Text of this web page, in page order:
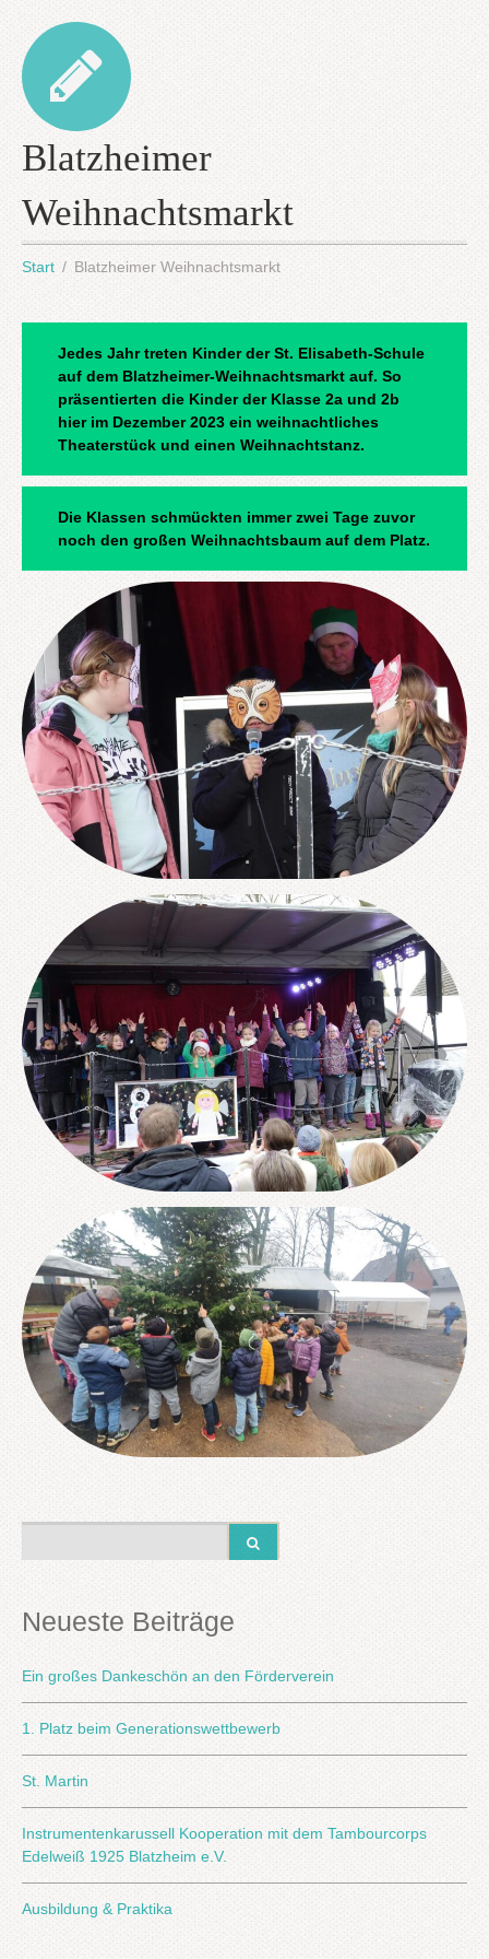
Blatzheimer
Weihnachtsmarkt
Start Blatzheimer Weihnachtsmarkt
Jedes Jahr treten Kinder der St. Elisabeth-Schule
auf dem Blatzheimer-Weihnachtsmarkt auf. So
präsentierten die Kinder der Klasse 2a und 2b
hier im Dezember 2023 ein weihnachtliches
Theaterstück und einen Weihnachtstanz.
Die Klassen schmückten immer zwei Tage zuvor
noch den großen Weihnachtsbaum auf dem Platz.
Neueste Beiträge
Ein großes Dankeschön an den Förderverein
1. Platz beim Generationswettbewerb
St. Martin
Instrumentenkarussell Kooperation mit dem Tambourcorps
Edelweiß 1925 Blatzheim e.V.
Ausbildung & Praktika